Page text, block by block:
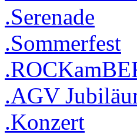
.Serenade
.Sommerfest
.AGV
.Konzert